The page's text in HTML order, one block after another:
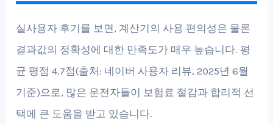
실사용자 후기를 보면, 계산기의 사용 편의성은 물론
결과값의 정확성에 대한 만족도가 매우 높습니다. 평
균 평점 4.7점(출처: 네이버 사용자 리뷰, 2025년 6월
기준)으로, 많은 운전자들이 보험료 절감과 합리적 선
택에 큰 도움을 받고 있습니다.